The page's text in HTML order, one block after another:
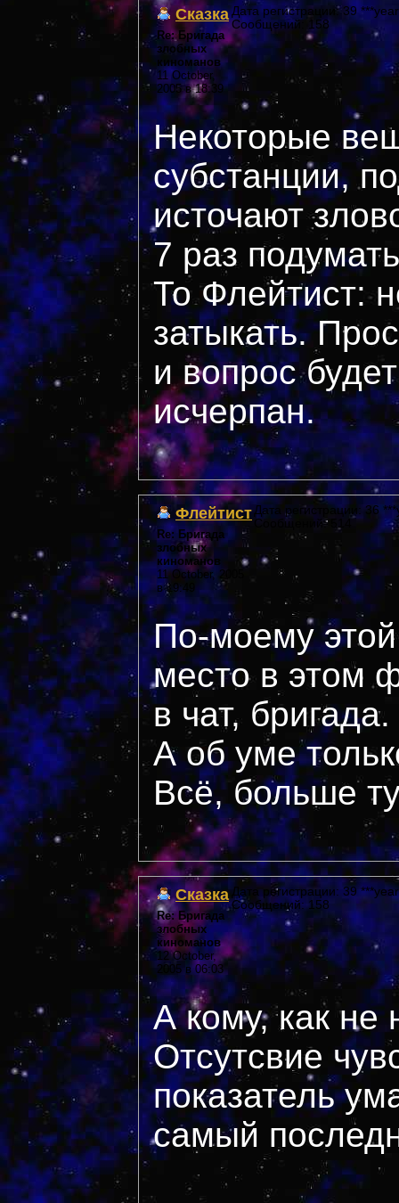
Сказка
Re: Бригада
злобных
киноманов
11 October,
2005 в 18:39
Дата регистрации: 39
Сообщений: 158
Некоторые
субстанции,
источают
7 раз
То Флейтист:
затыкать.
и вопрос
исчерпан.
Флейтист
Re: Бригада
злобных
киноманов
11 October, 2005
в 19:49
Дата регистрации: 36
Сообщений: 514
По-моему
место в этом
в чат, бригада.
А об уме
Всё, больше
Сказка
Re: Бригада
злобных
киноманов
12 October,
2005 в 06:03
Дата регистрации: 39
Сообщений: 158
А кому, как не
Отсутсвие
показатель
самый